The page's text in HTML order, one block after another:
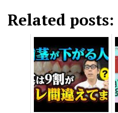
Related posts: